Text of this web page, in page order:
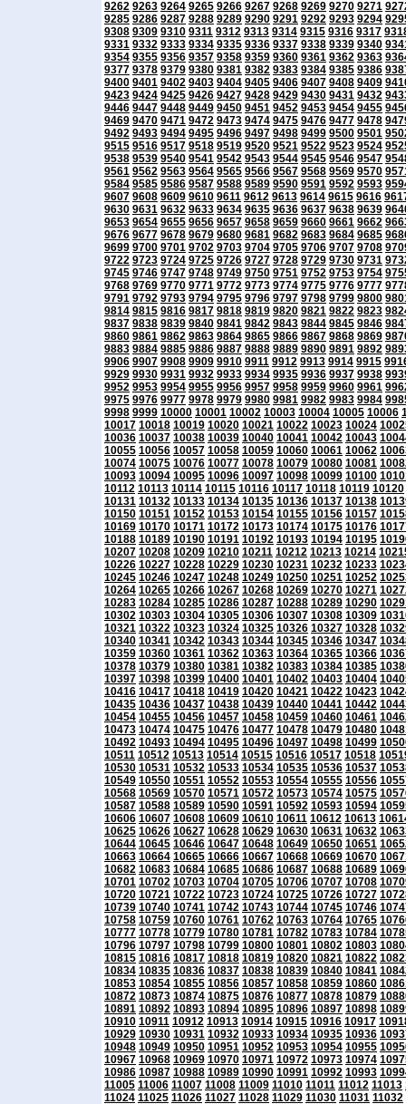
9262 9263 9264 9265 9266 9267 9268 9269 9270 9271
9285 9286 9287 9288 9289 9290 9291 9292 9293 9294
9308 9309 9310 9311 9312 9313 9314 9315 9316 9317
9331 9332 9333 9334 9335 9336 9337 9338 9339 9340
9354 9355 9356 9357 9358 9359 9360 9361 9362 9363
9377 9378 9379 9380 9381 9382 9383 9384 9385 9386
9400 9401 9402 9403 9404 9405 9406 9407 9408 9409
9423 9424 9425 9426 9427 9428 9429 9430 9431 9432
9446 9447 9448 9449 9450 9451 9452 9453 9454 9455
9469 9470 9471 9472 9473 9474 9475 9476 9477 9478
9492 9493 9494 9495 9496 9497 9498 9499 9500 9501
9515 9516 9517 9518 9519 9520 9521 9522 9523 9524
9538 9539 9540 9541 9542 9543 9544 9545 9546 9547
9561 9562 9563 9564 9565 9566 9567 9568 9569 9570
9584 9585 9586 9587 9588 9589 9590 9591 9592 9593
9607 9608 9609 9610 9611 9612 9613 9614 9615 9616
9630 9631 9632 9633 9634 9635 9636 9637 9638 9639
9653 9654 9655 9656 9657 9658 9659 9660 9661 9662
9676 9677 9678 9679 9680 9681 9682 9683 9684 9685
9699 9700 9701 9702 9703 9704 9705 9706 9707 9708
9722 9723 9724 9725 9726 9727 9728 9729 9730 9731
9745 9746 9747 9748 9749 9750 9751 9752 9753 9754
9768 9769 9770 9771 9772 9773 9774 9775 9776 9777
9791 9792 9793 9794 9795 9796 9797 9798 9799 9800
9814 9815 9816 9817 9818 9819 9820 9821 9822 9823
9837 9838 9839 9840 9841 9842 9843 9844 9845 9846
9860 9861 9862 9863 9864 9865 9866 9867 9868 9869
9883 9884 9885 9886 9887 9888 9889 9890 9891 9892
9906 9907 9908 9909 9910 9911 9912 9913 9914 9915
9929 9930 9931 9932 9933 9934 9935 9936 9937 9938
9952 9953 9954 9955 9956 9957 9958 9959 9960 9961
9975 9976 9977 9978 9979 9980 9981 9982 9983 9984
9998 9999 10000 10001 10002 10003 10004 10005 10006
10017 10018 10019 10020 10021 10022 10023 10024
10036 10037 10038 10039 10040 10041 10042 10043
10055 10056 10057 10058 10059 10060 10061 10062
10074 10075 10076 10077 10078 10079 10080 10081
10093 10094 10095 10096 10097 10098 10099 10100
10112 10113 10114 10115 10116 10117 10118 10119 10120
10131 10132 10133 10134 10135 10136 10137 10138
10150 10151 10152 10153 10154 10155 10156 10157
10169 10170 10171 10172 10173 10174 10175 10176
10188 10189 10190 10191 10192 10193 10194 10195
10207 10208 10209 10210 10211 10212 10213 10214
10226 10227 10228 10229 10230 10231 10232 10233
10245 10246 10247 10248 10249 10250 10251 10252
10264 10265 10266 10267 10268 10269 10270 10271
10283 10284 10285 10286 10287 10288 10289 10290
10302 10303 10304 10305 10306 10307 10308 10309
10321 10322 10323 10324 10325 10326 10327 10328
10340 10341 10342 10343 10344 10345 10346 10347
10359 10360 10361 10362 10363 10364 10365 10366
10378 10379 10380 10381 10382 10383 10384 10385
10397 10398 10399 10400 10401 10402 10403 10404
10416 10417 10418 10419 10420 10421 10422 10423
10435 10436 10437 10438 10439 10440 10441 10442
10454 10455 10456 10457 10458 10459 10460 10461
10473 10474 10475 10476 10477 10478 10479 10480
10492 10493 10494 10495 10496 10497 10498 10499
10511 10512 10513 10514 10515 10516 10517 10518
10530 10531 10532 10533 10534 10535 10536 10537
10549 10550 10551 10552 10553 10554 10555 10556
10568 10569 10570 10571 10572 10573 10574 10575
10587 10588 10589 10590 10591 10592 10593 10594
10606 10607 10608 10609 10610 10611 10612 10613
10625 10626 10627 10628 10629 10630 10631 10632
10644 10645 10646 10647 10648 10649 10650 10651
10663 10664 10665 10666 10667 10668 10669 10670
10682 10683 10684 10685 10686 10687 10688 10689
10701 10702 10703 10704 10705 10706 10707 10708
10720 10721 10722 10723 10724 10725 10726 10727
10739 10740 10741 10742 10743 10744 10745 10746
10758 10759 10760 10761 10762 10763 10764 10765
10777 10778 10779 10780 10781 10782 10783 10784
10796 10797 10798 10799 10800 10801 10802 10803
10815 10816 10817 10818 10819 10820 10821 10822
10834 10835 10836 10837 10838 10839 10840 10841
10853 10854 10855 10856 10857 10858 10859 10860
10872 10873 10874 10875 10876 10877 10878 10879
10891 10892 10893 10894 10895 10896 10897 10898
10910 10911 10912 10913 10914 10915 10916 10917
10929 10930 10931 10932 10933 10934 10935 10936
10948 10949 10950 10951 10952 10953 10954 10955
10967 10968 10969 10970 10971 10972 10973 10974
10986 10987 10988 10989 10990 10991 10992 10993
11005 11006 11007 11008 11009 11010 11011 11012 11013
11024 11025 11026 11027 11028 11029 11030 11031 11032